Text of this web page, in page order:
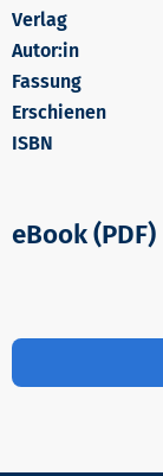
Autor:in
Erschienen
eBook (PDF)